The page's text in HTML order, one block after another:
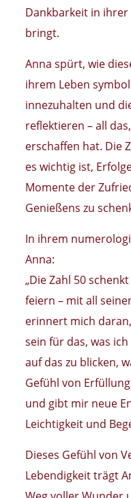
Dankbarkeit in
bringt.
Anna spürt, wie
ihrem Leben
innezuhalten und
reflektieren – all
erschaffen hat. Die
es wichtig ist,
Momente der
Genießens zu
In ihrem
Anna:
„Die Zahl 50
feiern – mit all
erinnert mich
sein für das, was
auf das zu blicken,
Gefühl von
und gibt mir neue
Leichtigkeit und
Dieses Gefühl von
Lebendigkeit trägt